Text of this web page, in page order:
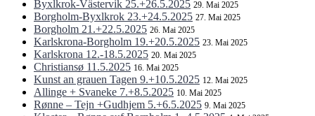
Byxlkrok-Västervik 25.+26.5.2025 29. Mai 2025
Borgholm-Byxlkrok 23.+24.5.2025 27. Mai 2025
Borgholm 21.+22.5.2025 26. Mai 2025
Karlskrona-Borgholm 19.+20.5.2025 23. Mai 2025
Karlskrona 12.-18.5.2025 20. Mai 2025
Christiansø 11.5.2025 16. Mai 2025
Kunst an grauen Tagen 9.+10.5.2025 12. Mai 2025
Allinge + Svaneke 7.+8.5.2025 10. Mai 2025
Rønne – Tejn +Gudhjem 5.+6.5.2025 9. Mai 2025